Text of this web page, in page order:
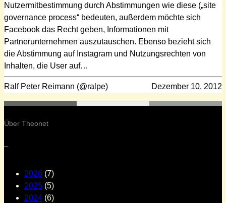
Nutzermitbestimmung durch Abstimmungen wie diese („site
governance process“ bedeuten, außerdem möchte sich
Facebook das Recht geben, Informationen mit
Partnerunternehmen auszutauschen. Ebenso bezieht sich
die Abstimmung auf Instagram und Nutzungsrechten von
Inhalten, die User auf…
Ralf Peter Reimann (@ralpe) Dezember 10, 2012
Über Theonet
–
2026 (7)
2025 (5)
2024 (6)